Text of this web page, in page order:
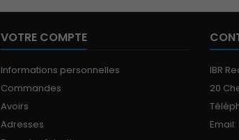
VOTRE COMPTE
Informations personnelles
Commandes
Avoirs
Adresses
IBR
20
Email: